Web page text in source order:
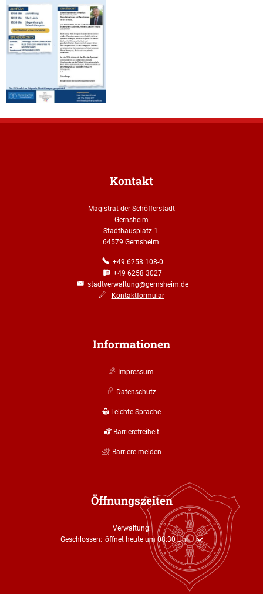
Kontakt
Magistrat der Schöfferstadt
Gernsheim
Stadthausplatz 1
64579 Gernsheim
+49 6258 108-0
+49 6258 3027
stadtverwaltung@gernsheim.de
Kontaktformular
Informationen
Impressum
Datenschutz
Leichte Sprache
Barrierefreiheit
Barriere melden
Öffnungszeiten
Verwaltung:
Klicken, um weitere Öffnungs- oder Schließzeiten auszublenden
Geschlossen: öffnet heute um 08:30 Uhr